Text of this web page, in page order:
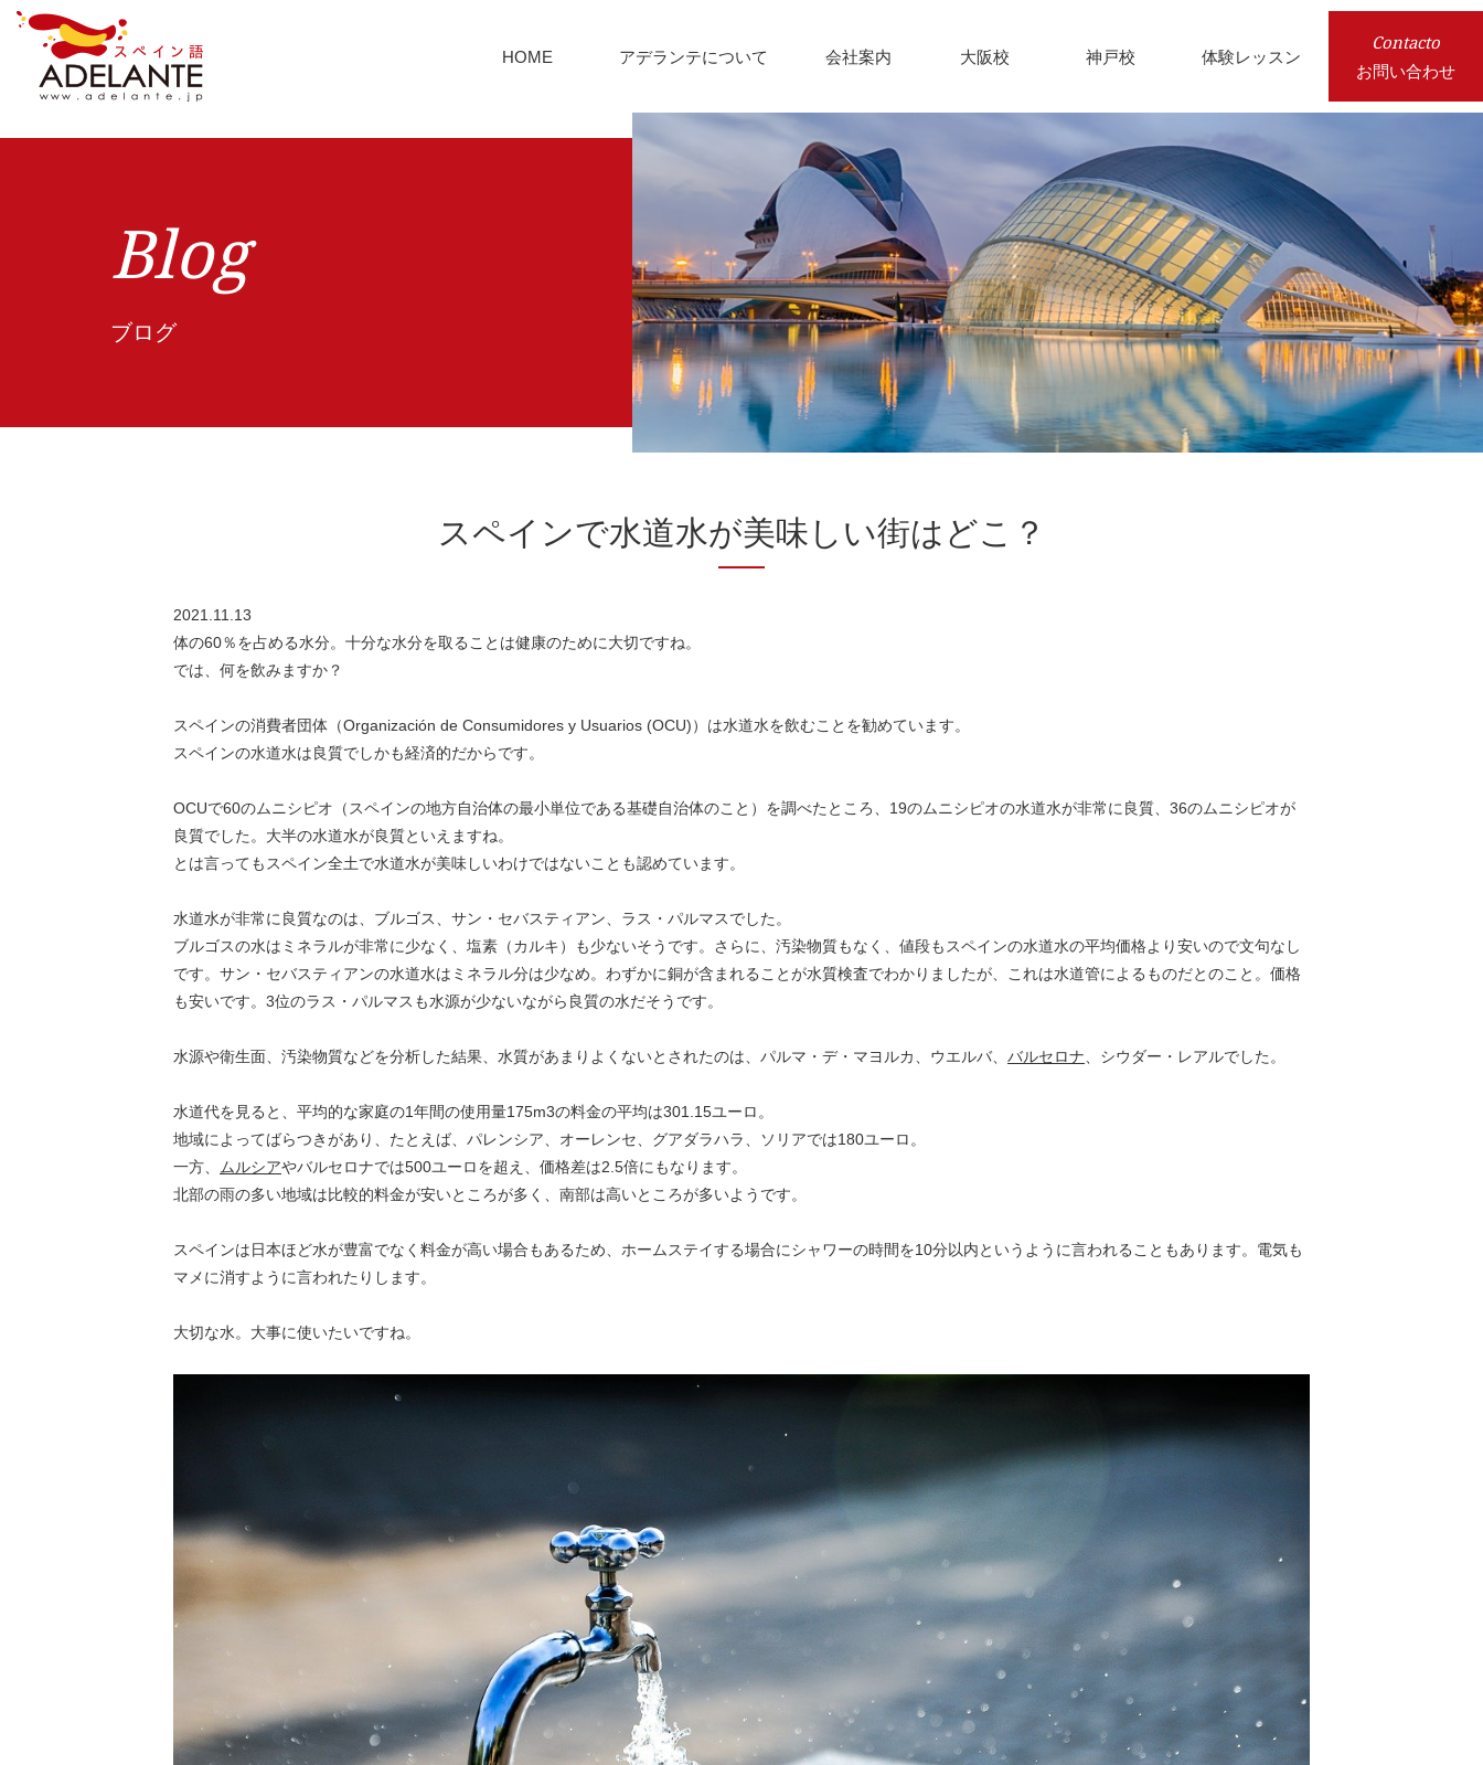
HOME アデランテについて 会社案内 大阪校 神戸校 体験レッスン
Contacto
お問い合わせ
Blog
ブログ
スペインで水道水が美味しい街はどこ？
2021.11.13
体の60％を占める水分。十分な水分を取ることは健康のために大切ですね。
では、何を飲みますか？
スペインの消費者団体（Organización de Consumidores y Usuarios (OCU)）は水道水を飲むことを勧めています。
スペインの水道水は良質でしかも経済的だからです。
OCUで60のムニシピオ（スペインの地方自治体の最小単位である基礎自治体のこと）を調べたところ、19のムニシピオの水道水が非常に良質、36のムニシピオが
良質でした。大半の水道水が良質といえますね。
とは言ってもスペイン全土で水道水が美味しいわけではないことも認めています。
水道水が非常に良質なのは、ブルゴス、サン・セバスティアン、ラス・パルマスでした。
ブルゴスの水はミネラルが非常に少なく、塩素（カルキ）も少ないそうです。さらに、汚染物質もなく、値段もスペインの水道水の平均価格より安いので文句なし
です。サン・セバスティアンの水道水はミネラル分は少なめ。わずかに銅が含まれることが水質検査でわかりましたが、これは水道管によるものだとのこと。価格
も安いです。3位のラス・パルマスも水源が少ないながら良質の水だそうです。
水源や衛生面、汚染物質などを分析した結果、水質があまりよくないとされたのは、パルマ・デ・マヨルカ、ウエルバ、 バルセロナ、シウダー・レアルでした。
水道代を見ると、平均的な家庭の1年間の使用量175m3の料金の平均は301.15ユーロ。
地域によってばらつきがあり、たとえば、パレンシア、オーレンセ、グアダラハラ、ソリアでは180ユーロ。
一方、 ムルシアやバルセロナでは500ユーロを超え、価格差は2.5倍にもなります。
北部の雨の多い地域は比較的料金が安いところが多く、南部は高いところが多いようです。
スペインは日本ほど水が豊富でなく料金が高い場合もあるため、ホームステイする場合にシャワーの時間を10分以内というように言われることもあります。電気も
マメに消すように言われたりします。
大切な水。大事に使いたいですね。